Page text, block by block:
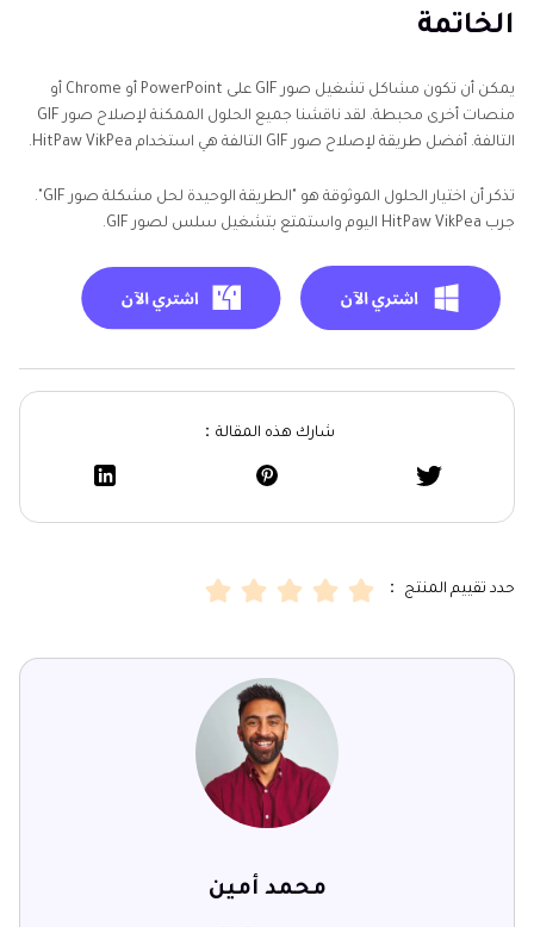
الخاتمة
يمكن أن تكون مشاكل تشغيل صور GIF على PowerPoint أو Chrome أو
منصات أخرى محبطة. لقد ناقشنا جميع الحلول الممكنة لإصلاح صور GIF
التالفة. أفضل طريقة لإصلاح صور GIF التالفة هي استخدام HitPaw VikPea.
تذكر أن اختيار الحلول الموثوقة هو "الطريقة الوحيدة لحل مشكلة صور GIF".
جرب HitPaw VikPea اليوم واستمتع بتشغيل سلس لصور GIF.
شارك هذه المقالة：
حدد تقييم المنتج ：
محمد أمين